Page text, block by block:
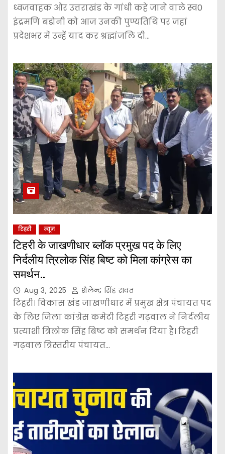
ध्वजवाहक ओर उत्तराखंड के गांधी कहे जाने वाले स्व0
इंद्रमणि बडोनी को आज उनकी पुण्यतिथि पर जहां
प्रदेशभर में उन्हें याद कर श्रद्धांजलि दी…
टिहरी न्यूज
टिहरी के जाखणीधार ब्लॉक प्रमुख पद के लिए
निर्दलीय त्रिलोक सिंह बिष्ट को मिला कांग्रेस का
समर्थन..
Aug 3, 2025 शैलेन्द्र सिंह रावत
टिहरी। विकास खंड जाखणीधार में प्रमुख क्षेत्र पंचायत पद
के लिए जिला कांग्रेस कमेटी टिहरी गढ़वाल ने निर्दलीय
प्रत्याशी त्रिलोक सिंह बिष्ट को समर्थन दिया है। टिहरी
गढ़वाल त्रिस्तरीय पंचायत…